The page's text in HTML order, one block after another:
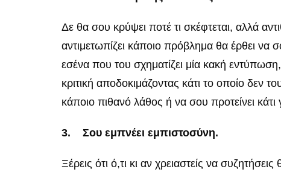
Δε θα σου κρύψει ποτέ τι σκέφτεται, αλλά
αντιμετωπίζει κάποιο πρόβλημα θα έρθει να
εσένα που του σχηματίζει μία κακή
κριτική αποδοκιμάζοντας κάτι το οποίο δεν
κάποιο πιθανό λάθος ή να σου προτείνει κάτι
3. Σου εμπνέει εμπιστοσύνη.
Ξέρεις ότι ό,τι κι αν χρειαστείς να